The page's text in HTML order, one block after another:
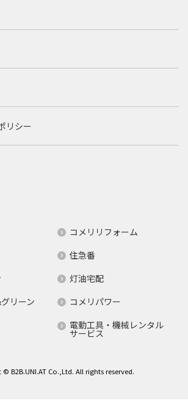
リシー
コメリリフォーム
住急番
灯油宅配
リーン
コメリパワー
電動工具・機械レンタル
サービス
B2B.UNI.AT Co.,Ltd. All rights reserved.